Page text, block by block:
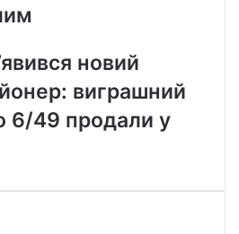
новий
виграшний
6/49 продали у